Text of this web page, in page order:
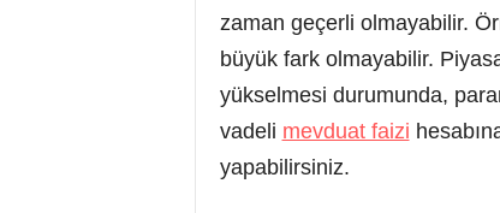
zaman geçerli olmayabilir.
büyük fark olmayabilir.
yükselmesi durumunda,
vadeli mevduat faizi
yapabilirsiniz.